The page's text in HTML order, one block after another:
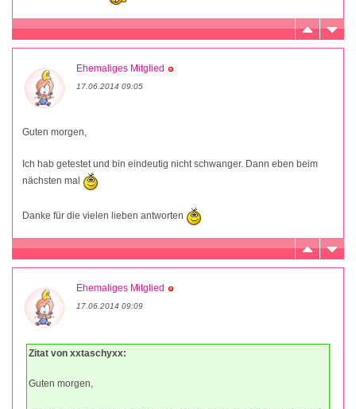
Ehemaliges Mitglied
17.06.2014 09:05
Guten morgen,
Ich hab getestet und bin eindeutig nicht schwanger. Dann eben beim
nächsten mal
Danke für die vielen lieben antworten
Ehemaliges Mitglied
17.06.2014 09:09
Zitat von xxtaschyxx:
Guten morgen,